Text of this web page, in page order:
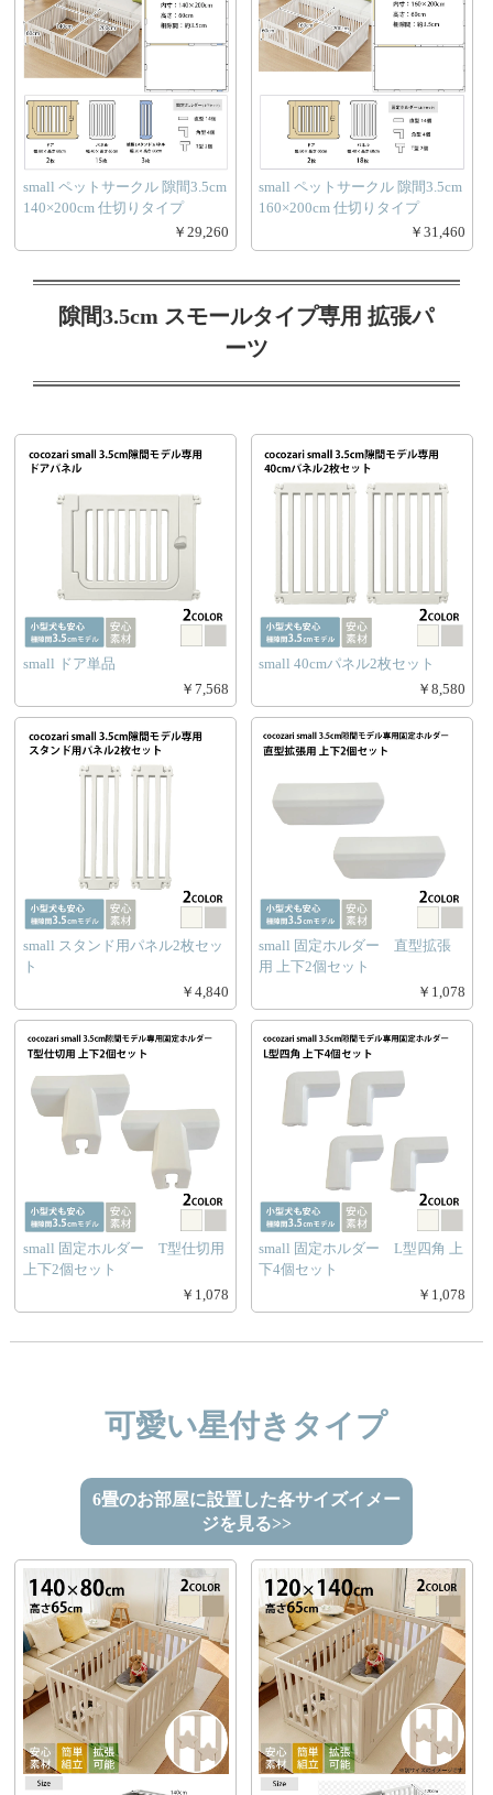
small ペットサークル 隙間3.5cm
140×200cm 仕切りタイプ
￥29,260
small ペットサークル 隙間3.5cm
160×200cm 仕切りタイプ
￥31,460
隙間3.5cm スモールタイプ専用 拡張パ
ーツ
small ドア単品
￥7,568
small 40cmパネル2枚セット
￥8,580
small スタンド用パネル2枚セッ
ト
￥4,840
small 固定ホルダー 直型拡張
用 上下2個セット
￥1,078
small 固定ホルダー T型仕切用
上下2個セット
￥1,078
small 固定ホルダー L型四角 上
下4個セット
￥1,078
可愛い星付きタイプ
6畳のお部屋に設置した各サイズイメー
ジを見る>>